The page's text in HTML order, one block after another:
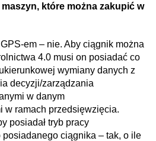
które można zakupić w
em – nie. Aby ciągnik można
4.0 musi on posiadać co
wymiany danych z
decyzji/zarządzania
w danym
w ramach przedsięwzięcia.
posiadał tryb pracy
ciągnika – tak, o ile